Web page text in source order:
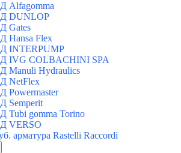
Alfagomma
DUNLOP
Gates
Hansa Flex
INTERPUMP
IVG COLBACHINI SPA
Manuli Hydraulics
NetFlex
Powermaster
Semperit
Tubi gomma Torino
VERSO
арматура Rastelli Raccordi